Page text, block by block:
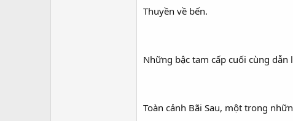
Thuyền về bến.
Những bậc tam cấp cuối cùng
Toàn cảnh Bãi Sau, một trong